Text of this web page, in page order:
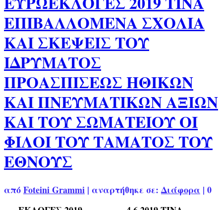
ΕΠΙΒΑΛΛΟΜΕΝΑ ΣΧΟΛΙΑ
ΚΑΙ ΣΚΕΨΕΙΣ ΤΟΥ
ΙΔΡΥΜΑΤΟΣ
ΠΡΟΑΣΠΙΣΕΩΣ ΗΘΙΚΩΝ
ΚΑΙ ΠΝΕΥΜΑΤΙΚΩΝ ΑΞΙΩΝ
ΚΑΙ ΤΟΥ ΣΩΜΑΤΕΙΟΥ ΟΙ
ΦΙΛΟΙ ΤΟΥ ΤΑΜΑΤΟΣ ΤΟΥ
ΕΘΝΟΥΣ
απόFoteini Grammi | αναρτήθηκε σε:Διάφορα | 0